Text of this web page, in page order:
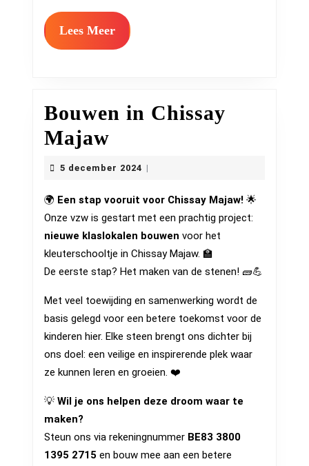
Lees MeerLees
Meer
Bouwen in Chissay
Majaw
in
Majaw
5 december 2024
🌍 Een stap vooruit voor Chissay Majaw! 🌟
Onze vzw is gestart met een prachtig project:
nieuwe klaslokalen bouwen voor het
kleuterschooltje in Chissay Majaw. 🏫
De eerste stap? Het maken van de stenen! 🧱💪
Met veel toewijding en samenwerking wordt de
basis gelegd voor een betere toekomst voor de
kinderen hier. Elke steen brengt ons dichter bij
ons doel: een veilige en inspirerende plek waar
ze kunnen leren en groeien. ❤️
💡 Wil je ons helpen deze droom waar te
maken?
Steun ons via rekeningnummer BE83 3800
1395 2715 en bouw mee aan een betere